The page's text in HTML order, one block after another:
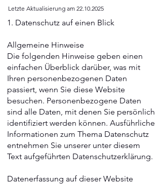
Letzte Aktualisierung am 22.10.2025
1. Datenschutz auf einen Blick
Allgemeine Hinweise
Die folgenden Hinweise geben einen
einfachen Überblick darüber, was mit
Ihren personenbezogenen Daten
passiert, wenn Sie diese Website
besuchen. Personenbezogene Daten
sind alle Daten, mit denen Sie persönlich
identifiziert werden können. Ausführliche
Informationen zum Thema Datenschutz
entnehmen Sie unserer unter diesem
Text aufgeführten Datenschutzerklärung.
Datenerfassung auf dieser Website